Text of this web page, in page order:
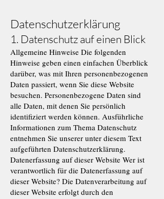
Datenschutzerklärung
1. Datenschutz auf einen Blick
Allgemeine Hinweise Die folgenden
Hinweise geben einen einfachen Überblick
darüber, was mit Ihren personenbezogenen
Daten passiert, wenn Sie diese Website
besuchen. Personenbezogene Daten sind
alle Daten, mit denen Sie persönlich
identifiziert werden können. Ausführliche
Informationen zum Thema Datenschutz
entnehmen Sie unserer unter diesem Text
aufgeführten Datenschutzerklärung.
Datenerfassung auf dieser Website Wer ist
verantwortlich für die Datenerfassung auf
dieser Website? Die Datenverarbeitung auf
dieser Website erfolgt durch den